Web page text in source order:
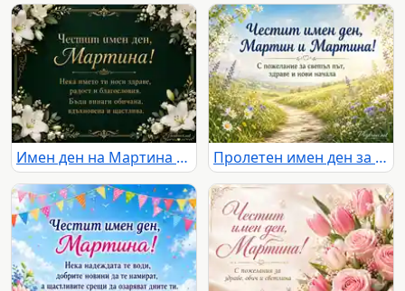
Имен ден на Мартина с бели лилии, златна рамка и елегантно празнично послание Пролетен имен ден за Мартин и Мартина със светъл път и цветя